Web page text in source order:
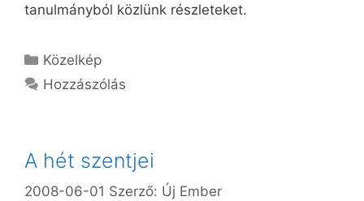
tanulmányból közlünk részleteket.
Kategória
Közelkép
Hozzászólás
A hét szentjei
2008-06-01 Szerző: Új Ember